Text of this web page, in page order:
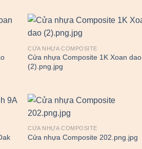
CỬA NHỰA COMPOSITE
Cửa nhựa Composite 1K Xoan dao
(2).png.jpg
CỬA NHỰA COMPOSITE
Cửa nhựa Composite 202.png.jpg